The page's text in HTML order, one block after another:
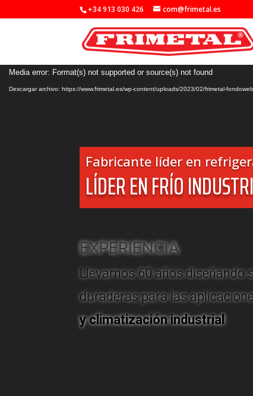
+34 913 030 426 com@frimetal.es
Reproductor
de
Media error: Format(s) not supported or source(s) not found
Descargar archivo: https://www.frimetal.es/wp-content/uploads/2023/02/frimetal-
Fabricante líder en
LÍDER EN FRÍO
EXPERIENCIA
Llevamos 60 años diseñando
duraderas para las
y climatización industrial.